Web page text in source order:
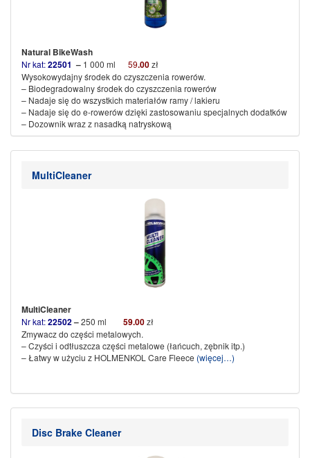
Natural BikeWash
Nr kat:22501 – 1 000 ml 59.00zł
Wysokowydajny środek do czyszczenia rowerów.
– Biodegradowalny środek do czyszczenia rowerów
– Nadaje się do wszystkich materiałów ramy / lakieru
– Nadaje się do e-rowerów dzięki zastosowaniu specjalnych dodatków
– Dozownik wraz z nasadką natryskową
MultiCleaner
MultiCleaner
Nr kat:22502–250 ml 59.00zł
Zmywacz do części metalowych.
– Czyści i odtłuszcza części metalowe (łańcuch, zębnik itp.)
– Łatwy w użyciu z HOLMENKOL Care Fleece (więcej…)
Disc Brake Cleaner